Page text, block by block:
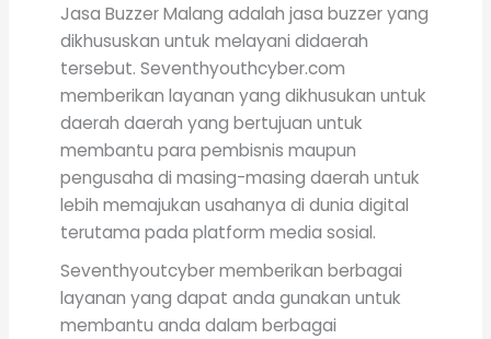
Jasa Buzzer Malang adalah jasa buzzer yang
dikhususkan untuk melayani didaerah
tersebut. Seventhyouthcyber.com
memberikan layanan yang dikhusukan untuk
daerah daerah yang bertujuan untuk
membantu para pembisnis maupun
pengusaha di masing-masing daerah untuk
lebih memajukan usahanya di dunia digital
terutama pada platform media sosial.
Seventhyoutcyber memberikan berbagai
layanan yang dapat anda gunakan untuk
membantu anda dalam berbagai